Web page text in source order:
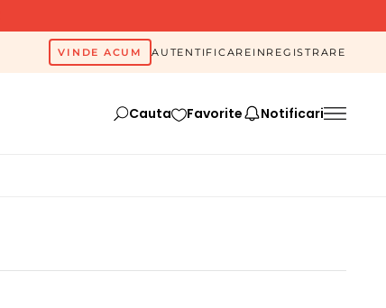
VINDE ACUM AUTENTIFICARE INREGISTRARE
Cauta Favorite Notificari